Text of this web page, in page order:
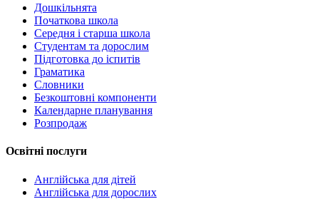
Дошкільнята
Початкова школа
Середня і старша школа
Студентам та дорослим
Підготовка до іспитів
Граматика
Словники
Безкоштовні компоненти
Календарне планування
Розпродаж
Освітні послуги
Англійська для дітей
Англійська для дорослих